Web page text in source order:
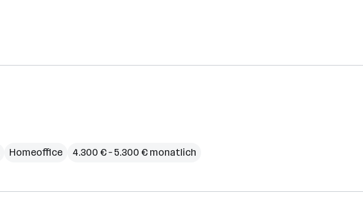
Homeoffice 4.300 € – 5.300 € monatlich